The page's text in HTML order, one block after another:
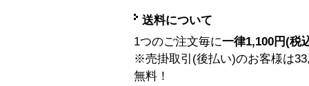
送料について
1つのご注文毎に一律1,100円(税
※売掛取引(後払い)のお客様は
無料！